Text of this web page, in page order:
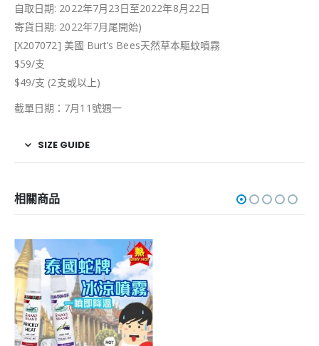
自取日期: 2022年7月23日至2022年8月22日
寄貨日期: 2022年7月尾開始)
[X207072] 美國 Burt’s Bees天然草本驅蚊噴霧
$59/支
$49/支 (2支或以上)
截單日期：7月11號週一
SIZE GUIDE
相關商品